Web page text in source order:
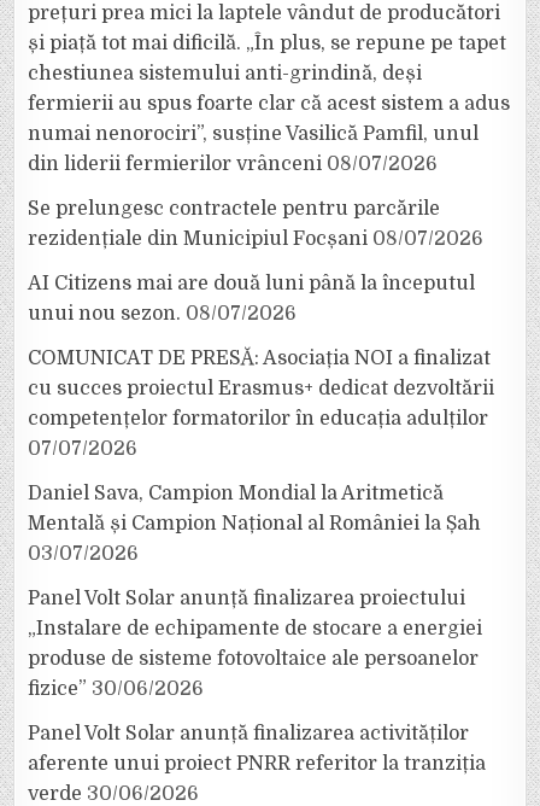
prețuri prea mici la laptele vândut de producători
și piață tot mai dificilă. „În plus, se repune pe tapet
chestiunea sistemului anti-grindină, deși
fermierii au spus foarte clar că acest sistem a adus
numai nenorociri”, susține Vasilică Pamfil, unul
din liderii fermierilor vrânceni 08/07/2026
Se prelungesc contractele pentru parcările
rezidențiale din Municipiul Focșani 08/07/2026
AI Citizens mai are două luni până la începutul
unui nou sezon. 08/07/2026
COMUNICAT DE PRESĂ: Asociația NOI a finalizat
cu succes proiectul Erasmus+ dedicat dezvoltării
competențelor formatorilor în educația adulților
07/07/2026
Daniel Sava, Campion Mondial la Aritmetică
Mentală și Campion Național al României la Șah
03/07/2026
Panel Volt Solar anunță finalizarea proiectului
„Instalare de echipamente de stocare a energiei
produse de sisteme fotovoltaice ale persoanelor
fizice” 30/06/2026
Panel Volt Solar anunță finalizarea activităților
aferente unui proiect PNRR referitor la tranziția
verde 30/06/2026